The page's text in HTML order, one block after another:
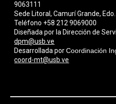
9063111
Sede Litoral, Camurí Grande,
Teléfono +58 212 9069000
Diseñada por la Dirección de
dpm@usb.ve
Desarrollada porCoordinación
coord-mt@usb.ve